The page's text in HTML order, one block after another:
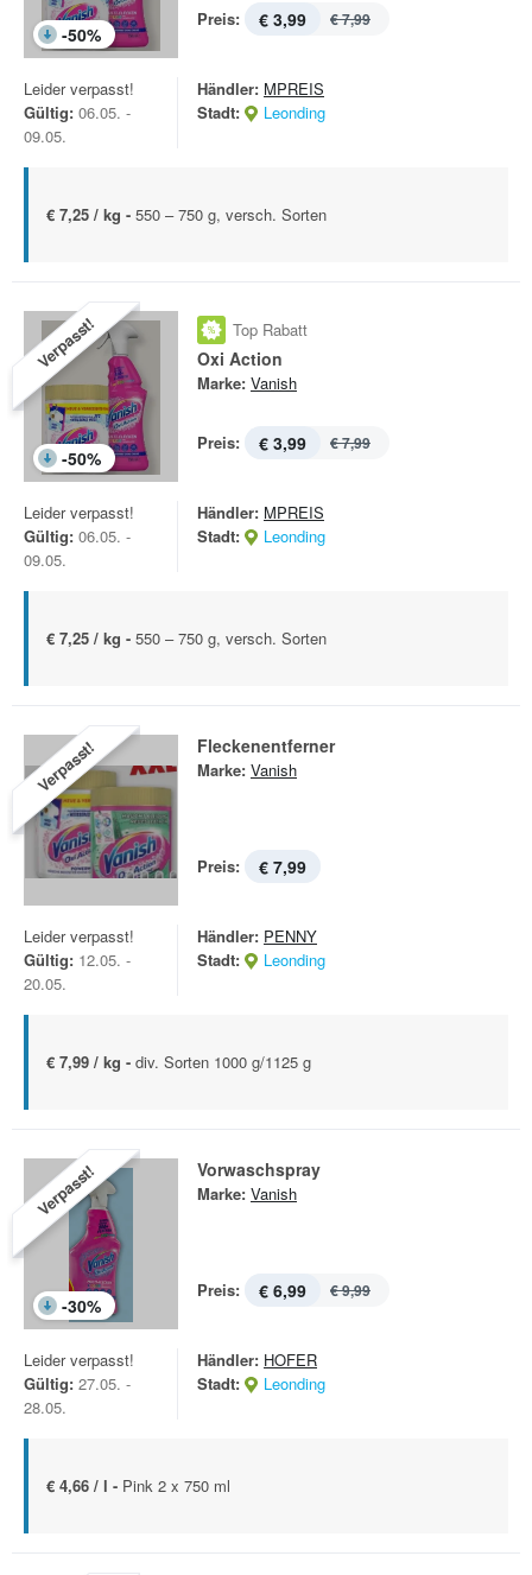
-50%
Preis: € 3,99 € 7,99
Leider verpasst!
Gültig: 06.05. -
09.05.
Händler: MPREIS
Stadt:
Leonding
€ 7,25 / kg - 550 – 750 g, versch. Sorten
Verpasst!
-50%
Top Rabatt
Oxi Action
Marke: Vanish
Preis: € 3,99 € 7,99
Leider verpasst!
Gültig: 06.05. -
09.05.
Händler: MPREIS
Stadt:
Leonding
€ 7,25 / kg - 550 – 750 g, versch. Sorten
Verpasst! Fleckenentferner
Marke: Vanish
Preis: € 7,99
Leider verpasst!
Gültig: 12.05. -
20.05.
Händler: PENNY
Stadt:
Leonding
€ 7,99 / kg - div. Sorten 1000 g/1125 g
Verpasst!
-30%
Vorwaschspray
Marke: Vanish
Preis: € 6,99 € 9,99
Leider verpasst!
Gültig: 27.05. -
28.05.
Händler: HOFER
Stadt:
Leonding
€ 4,66 / l - Pink 2 x 750 ml